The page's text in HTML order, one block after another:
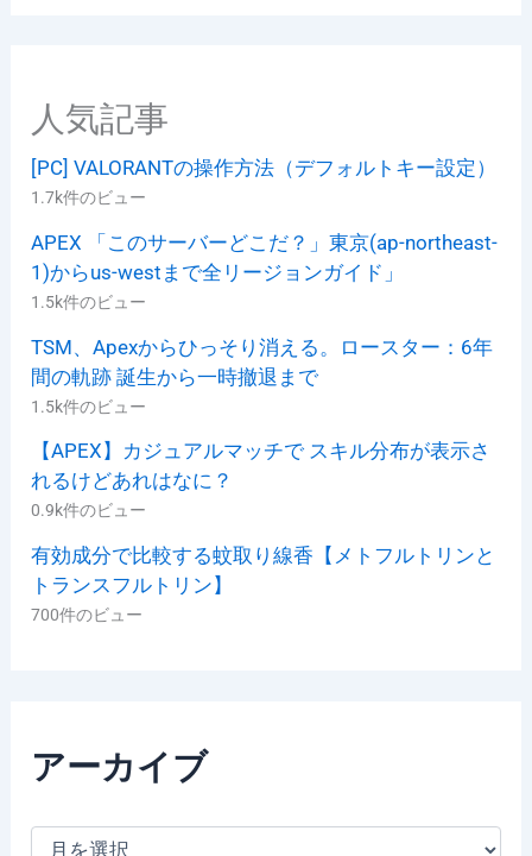
人気記事
[PC] VALORANTの操作方法（デフォルトキー設定）
1.7k件のビュー
APEX 「このサーバーどこだ？」東京(ap-northeast-
1)からus-westまで全リージョンガイド」
1.5k件のビュー
TSM、Apexからひっそり消える。ロースター：6年
間の軌跡 誕生から一時撤退まで
1.5k件のビュー
【APEX】カジュアルマッチで スキル分布が表示さ
れるけどあれはなに？
0.9k件のビュー
有効成分で比較する蚊取り線香【メトフルトリンと
トランスフルトリン】
700件のビュー
アーカイブ